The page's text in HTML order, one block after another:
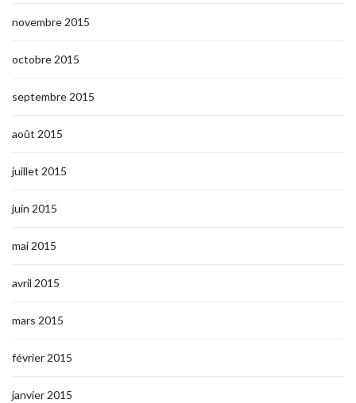
novembre 2015
octobre 2015
septembre 2015
août 2015
juillet 2015
juin 2015
mai 2015
avril 2015
mars 2015
février 2015
janvier 2015